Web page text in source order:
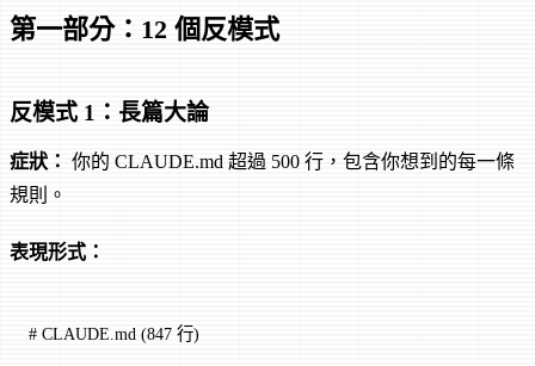
第一部分：12 個反模式
反模式 1：長篇大論
症狀： 你的 CLAUDE.md 超過 500 行，包含你想到的每一條
規則。
表現形式：
# CLAUDE.md (847 行)